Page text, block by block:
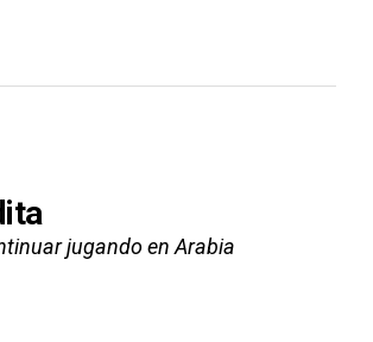
jugando en Arabia